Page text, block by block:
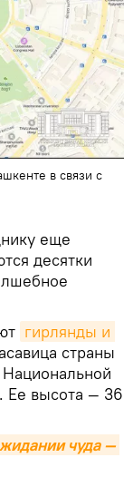
в связи с
еще
десятки
гирлянды и
страны
Ее высота — 36
чуда —